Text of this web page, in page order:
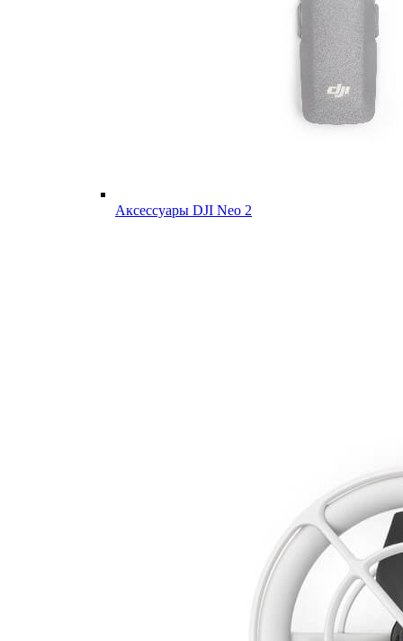
Аксессуары DJI Neo 2